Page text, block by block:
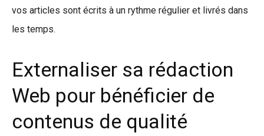
vos articles sont écrits à un rythme régulier et livrés dans
les temps.
Externaliser sa rédaction
Web pour bénéficier de
contenus de qualité